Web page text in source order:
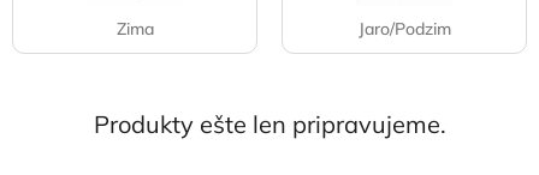
Zima Jaro/Podzim
Produkty ešte len pripravujeme.